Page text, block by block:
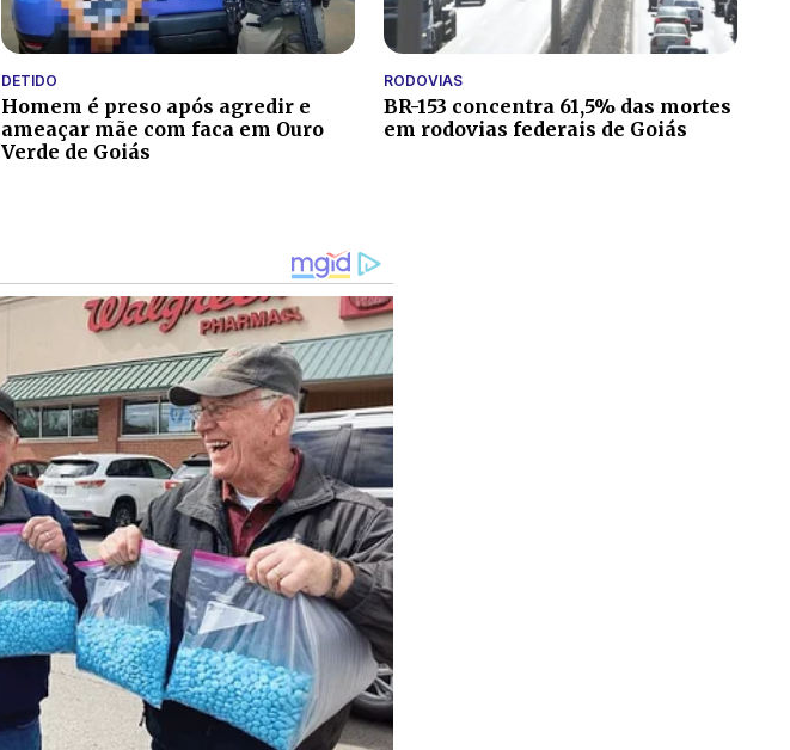
DETIDO
Homem é preso após agredir e
ameaçar mãe com faca em Ouro
Verde de Goiás
RODOVIAS
BR-153 concentra 61,5% das mortes
em rodovias federais de Goiás